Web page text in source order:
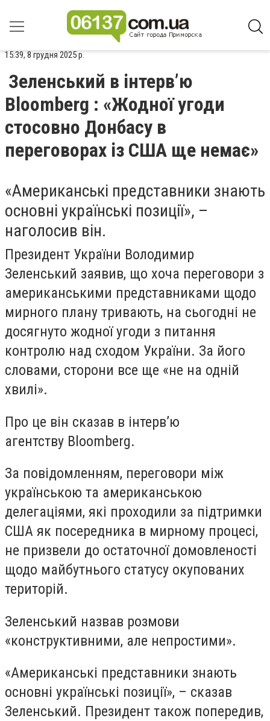
15:39, 8 грудня 2025 р.
Зеленський в інтерв’ю
Bloomberg : «Жодної угоди
стосовно Донбасу в
переговорах із США ще немає»
«Американські представники знають
основні українські позиції», –
наголосив він.
Президент України Володимир
Зеленський заявив, що хоча переговори з
американськими представниками щодо
мирного плану тривають, на сьогодні не
досягнуто жодної угоди з питання
контролю над сходом України. За його
словами, сторони все ще «не на одній
хвилі».
Про це він сказав в інтерв’ю
агентству Bloomberg.
За повідомленням, переговори між
українською та американською
делегаціями, які проходили за підтримки
США як посередника в мирному процесі,
не призвели до остаточної домовленості
щодо майбутнього статусу окупованих
територій.
Зеленський назвав розмови
«конструктивними, але непростими».
«Американські представники знають
основні українські позиції», – сказав
Зеленський. Президент також попередив,